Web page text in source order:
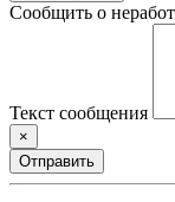
Сообщить о
Текст сообщения
×
Отправить